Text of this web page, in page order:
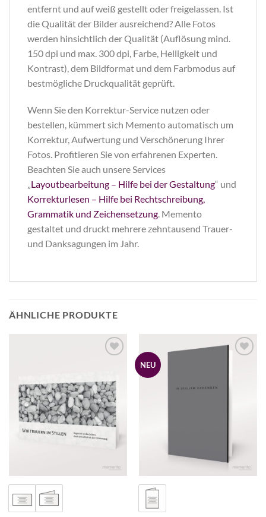
entfernt und auf weiß gestellt oder freigelassen. Ist
die Qualität der Bilder ausreichend? Alle Fotos
werden hinsichtlich der Qualität (Auflösung mind.
150 dpi und max. 300 dpi, Farbe, Helligkeit und
Kontrast), dem Bildformat und dem Farbmodus auf
bestmögliche Druckqualität geprüft.
Wenn Sie den Korrektur-Service nutzen oder
bestellen, kümmert sich Memento automatisch um
Korrektur, Aufwertung und Verschönerung Ihrer
Fotos. Profitieren Sie von erfahrenen Experten.
Beachten Sie auch unsere Services
„Layoutbearbeitung – Hilfe bei der Gestaltung“ und
Korrekturlesen – Hilfe bei Rechtschreibung,
Grammatik und Zeichensetzung. Memento
gestaltet und druckt mehrere zehntausend Trauer-
und Danksagungen im Jahr.
ÄHNLICHE PRODUKTE
NEU